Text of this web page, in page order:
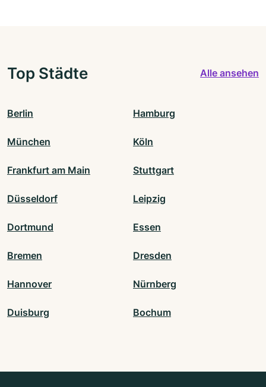
Top Städte Alle ansehen
Berlin Hamburg
München Köln
Frankfurt am Main Stuttgart
Düsseldorf Leipzig
Dortmund Essen
Bremen Dresden
Hannover Nürnberg
Duisburg Bochum